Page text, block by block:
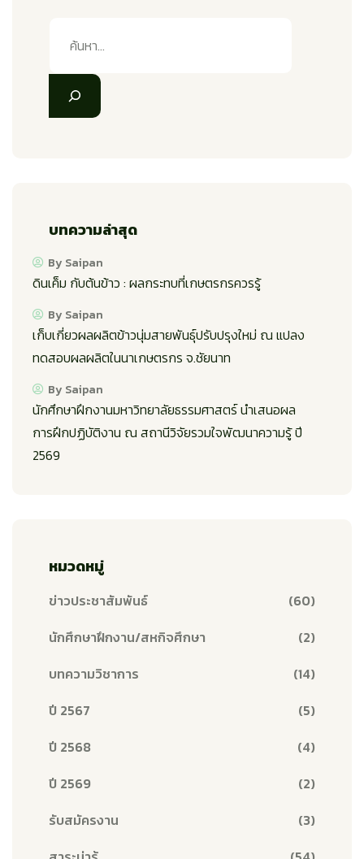
บทความล่าสุด
ดินเค็ม กับต้นข้าว : ผลกระทบที่เกษตรกรควรรู้
By Saipan
เก็บเกี่ยวผลผลิตข้าวนุ่มสายพันธุ์ปรับปรุงใหม่ ณ แปลง
ทดสอบผลผลิตในนาเกษตรกร จ.ชัยนาท
By Saipan
นักศึกษาฝึกงานมหาวิทยาลัยธรรมศาสตร์ นำเสนอผล
การฝึกปฏิบัติงาน ณ สถานีวิจัยรวมใจพัฒนาความรู้ ปี
2569
By Saipan
หมวดหมู่
ข่าวประชาสัมพันธ์
(60)
นักศึกษาฝึกงาน/สหกิจศึกษา
(2)
บทความวิชาการ
(14)
ปี 2567
(5)
ปี 2568
(4)
ปี 2569
(2)
รับสมัครงาน
(3)